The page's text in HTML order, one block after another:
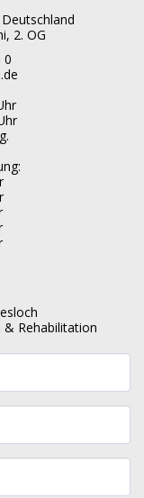
2. OG
0
Rehabilitation